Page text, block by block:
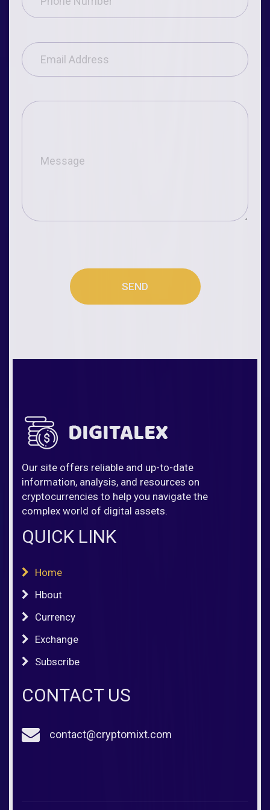
SEND
Our site offers reliable and up-to-date
information, analysis, and resources on
cryptocurrencies to help you navigate the
complex world of digital assets.
QUICK LINK
Home
Hbout
Currency
Exchange
Subscribe
CONTACT US
contact@cryptomixt.com